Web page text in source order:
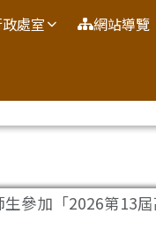
處室 網站導覽
參加「2026第13屆